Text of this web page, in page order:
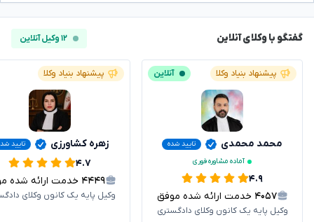
گفتگو با وکلای آنلاین ۱۲ وکیل آنلاین
پیشنهاد بنیاد وکلا آنلاین
محمد محمدی
تایید شده
آماده مشاوره فوری
۴.۹
۴۰۵۷ خدمت ارائه شده موفق
وکیل پایه یک کانون وکلای دادگستری
پیشنهاد بنیاد وکلا
زهره کشاورزی تایید
۴.۷
۴۴۴۹ خدمت ارائه شده موفق
وکیل پایه یک کانون وکلای